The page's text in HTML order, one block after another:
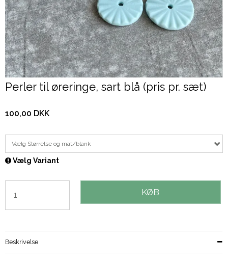
Perler til øreringe, sart blå (pris pr. sæt)
100,00 DKK
Vælg Størrelse og mat/blank
Vælg Variant
KØB
Beskrivelse